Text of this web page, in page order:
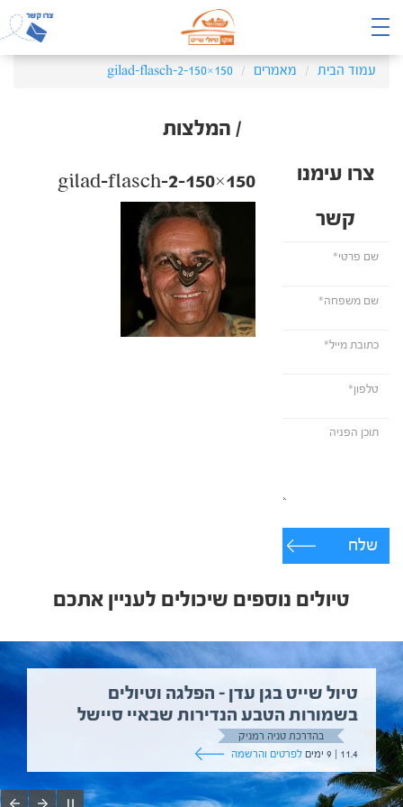
עמוד הבית מאמרים gilad-flasch-2-150×150
/ המלצות
צרו עימנו
קשר
שלח
gilad-flasch-2-150×150
טיולים נוספים שיכולים לעניין אתכם
טיול שייט בגן עדן – הפלגה וטיולים
בשמורות הטבע הנדירות שבאיי סיישל
בהדרכת טניה רמניק
11.4 | 9 ימים
לפרטים והרשמה